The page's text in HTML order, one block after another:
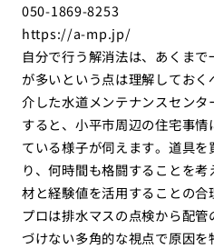
050-1869-8253
https://a-mp.jp/
自分で行う解消法は、あくま
が多いという点は理解してお
介した水道メンテナンスセン
すると、小平市周辺の住宅事
ている様子が伺えます。道具
り、何時間も格闘することを
材と経験値を活用することの合
プロは排水マスの点検から配
づけない多角的な視点で原因